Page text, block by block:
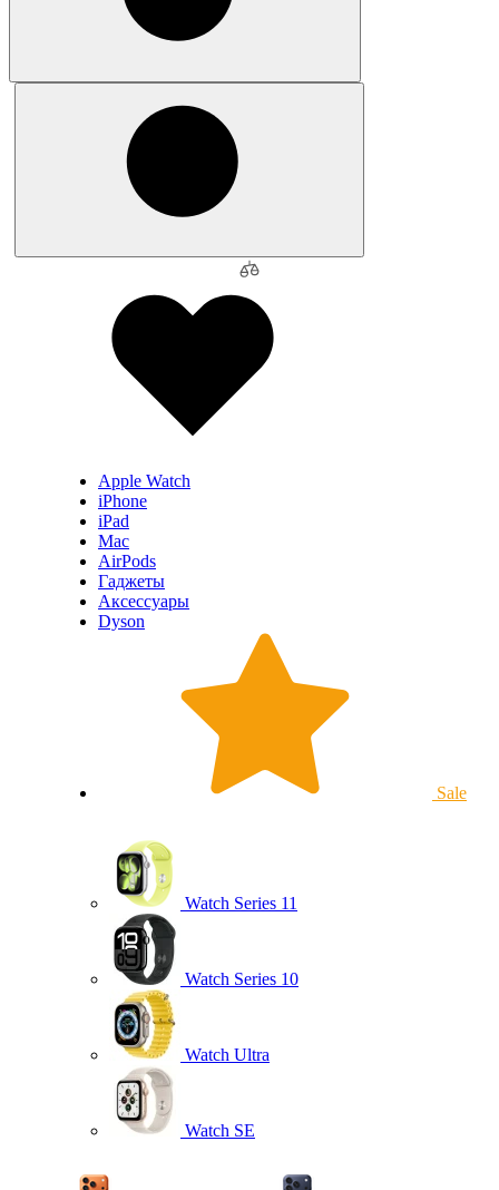
Apple Watch
iPhone
iPad
Mac
AirPods
Гаджеты
Аксессуары
Dyson
Sale
Watch Series 11
Watch Series 10
Watch Ultra
Watch SE